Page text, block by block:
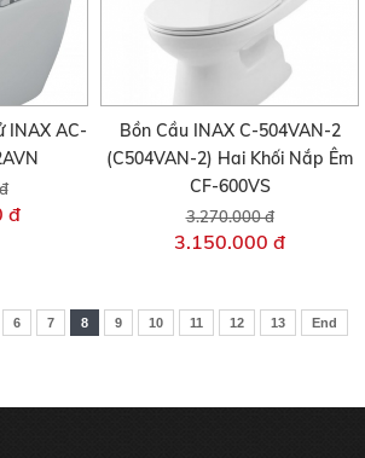
INAX AC-
đ
Bồn Cầu INAX C-504VAN-2
(C504VAN-2) Hai Khối Nắp Êm
CF-600VS
3.270.000 đ
3.150.000 đ
6 7 8 9 10 11 12 13 End